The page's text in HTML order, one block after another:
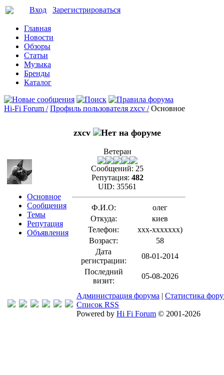
Вход Зарегистрироваться
Главная
Новости
Обзоры
Статьи
Музыка
Бренды
Каталог
Hi-Fi Forum / Профиль пользователя zxcv / Основное
Основное
Сообщения
Темы
Репутация
Объявления
zxcv
Ветеран
Сообщений: 25
Репутация: 482
UID: 35561
Ф.И.О:
олег
Откуда:
киев
Телефон:
xxx-xxxxxxx)
Возраст:
58
Дата
регистрации:
08-01-2014
Последний
визит:
05-08-2026
Администрация форума | Статистика
Список RSS
Powered by Hi Fi Forum © 2001-2026